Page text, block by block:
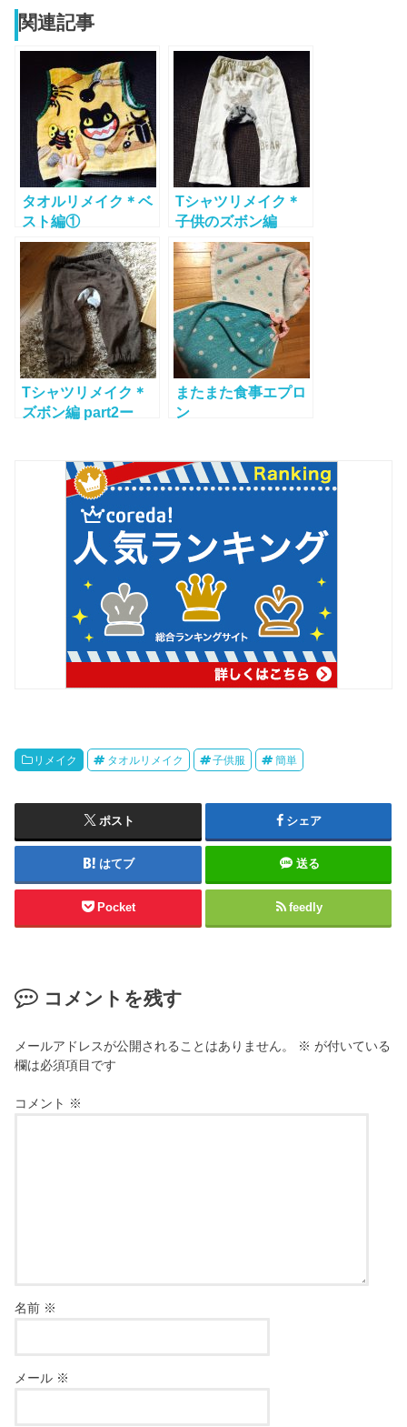
関連記事
タオルリメイク＊ベ
スト編①
Tシャツリメイク＊
子供のズボン編
Tシャツリメイク＊
ズボン編 part2ー
またまた食事エプロ
ン
リメイク タオルリメイク 子供服 簡単
ポスト シェア
はてブ 送る
Pocket feedly
コメントを残す
メールアドレスが公開されることはありません。 ※ が付いている
欄は必須項目です
コメント ※
名前 ※
メール ※